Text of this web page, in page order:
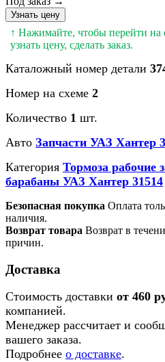
Узнать цену
↑ Нажимайте, чтобы перейти на
узнать цену, сделать заказ.
Каталожный номер детали
Номер на схеме 2
Количество 1 шт.
Авто Запчасти УАЗ Хантер
Категория Тормоза рабочие
барабаны УАЗ Хантер 31514
Безопасная покупка Оплата
наличия.
Возврат товара Возврат в
причин.
Доставка
Стоимость доставки от 460
компанией.
Менеджер рассчитает и
вашего заказа.
Подробнее о доставке.